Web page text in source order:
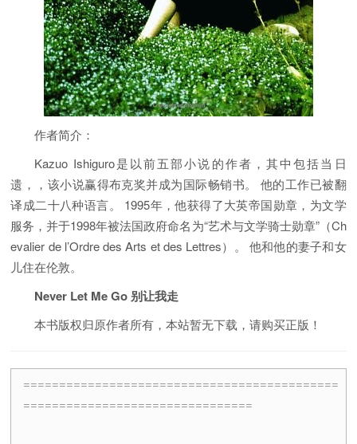
作者简介：
Kazuo Ishiguro是以前五部小说的作者，其中包括当日
遗，，该小说赢得布克奖并成为国际畅销书。 他的工作已被翻
译成二十八种语言。 1995年，他获得了大英帝国勋章，为文学
服务，并于1998年被法国政府命名为“艺术与文学骑士勋章”（Ch
evalier de l’Ordre des Arts et des Lettres）。 他和他的妻子和女
儿住在伦敦。
Never Let Me Go 别让我走
本书版权归原作者所有，本站暂无下载，请购买正版！
============================================
================================